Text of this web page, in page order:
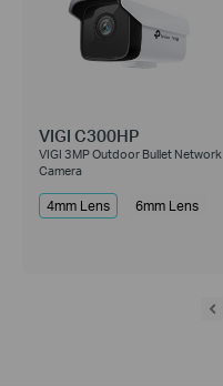
VIGI C300HP
VIGI 3MP Outdoor Bullet Network
Camera
4mm Lens 6mm Lens